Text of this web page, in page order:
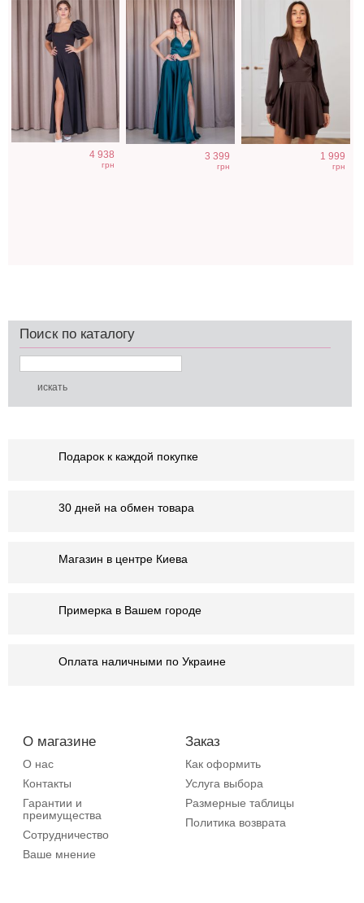
4 938
грн
3 399
грн
1 999
грн
Поиск по каталогу
Подарок к каждой покупке
30 дней на обмен товара
Магазин в центре Киева
Примерка в Вашем городе
Оплата наличными по Украине
О магазине
О нас
Контакты
Гарантии и
преимущества
Сотрудничество
Ваше мнение
Заказ
Как оформить
Услуга выбора
Размерные таблицы
Политика возврата